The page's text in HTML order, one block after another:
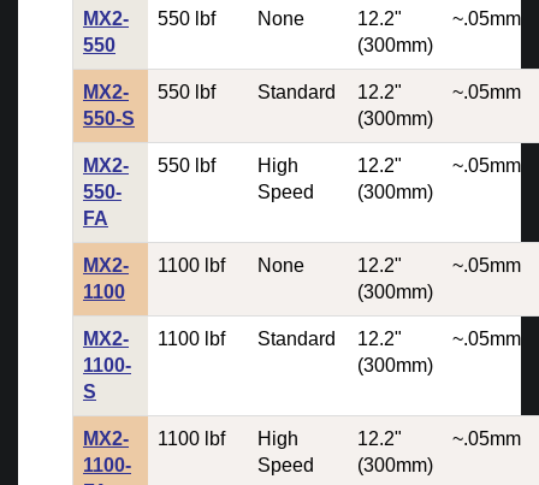
MX2-
550
550 lbf None
12.2"
(300mm)
~.05mm
MX2-
550-S
550 lbf Standard
12.2"
(300mm)
~.05mm
MX2-
550-
FA
550 lbf
High
Speed
12.2"
(300mm)
~.05mm
MX2-
1100
1100 lbf None
12.2"
(300mm)
~.05mm
MX2-
1100-
S
1100 lbf Standard
12.2"
(300mm)
~.05mm
MX2-
1100-
1100 lbf
High
Speed
12.2"
(300mm)
~.05mm